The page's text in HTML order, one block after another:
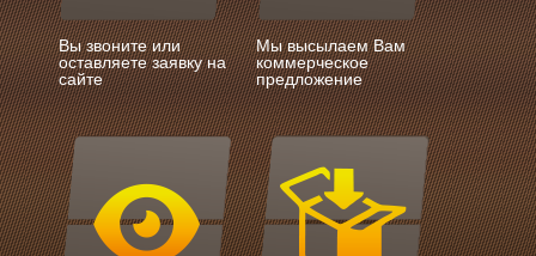
Вы звоните или
оставляете заявку на
сайте
Мы высылаем Вам
коммерческое
предложение